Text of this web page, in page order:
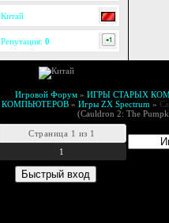
Китай
Репутация: 0
Игровой Форум » ИГРЫ СТАРЫХ
КОМПЬЮТЕРОВ » Игры ZX Spectrum »
(Cauldron 2: The
Страница 1 из 1
1